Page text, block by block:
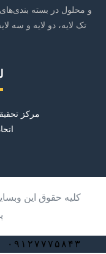
و محلول در بسته
تک لایه، دو لایه و سه
مرکز
کلیه حقوق این
۰۹۱۲۷۷۷۵۸۴۳